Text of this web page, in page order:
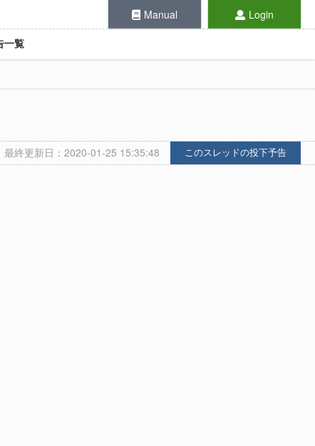
Manual Login
一覧
最終更新日：2020-01-25 15:35:48 このスレッドの投下予告